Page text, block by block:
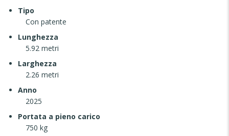
Tipo
Con patente
Lunghezza
5.92 metri
Larghezza
2.26 metri
Anno
2025
Portata a pieno carico
750 kg